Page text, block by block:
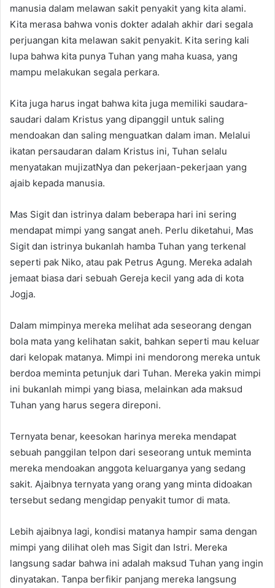
a
manusia dalam melawan sakit penyakit yang kita alami.
Kita merasa bahwa vonis dokter adalah akhir dari segala
perjuangan kita melawan sakit penyakit. Kita sering kali
lupa bahwa kita punya Tuhan yang maha kuasa, yang
mampu melakukan segala perkara.
Kita juga harus ingat bahwa kita juga memiliki saudara-
saudari dalam Kristus yang dipanggil untuk saling
mendoakan dan saling menguatkan dalam iman. Melalui
ikatan persaudaran dalam Kristus ini, Tuhan selalu
menyatakan mujizatNya dan pekerjaan-pekerjaan yang
ajaib kepada manusia.
Mas Sigit dan istrinya dalam beberapa hari ini sering
mendapat mimpi yang sangat aneh. Perlu diketahui, Mas
Sigit dan istrinya bukanlah hamba Tuhan yang terkenal
seperti pak Niko, atau pak Petrus Agung. Mereka adalah
jemaat biasa dari sebuah Gereja kecil yang ada di kota
Jogja.
Dalam mimpinya mereka melihat ada seseorang dengan
bola mata yang kelihatan sakit, bahkan seperti mau keluar
dari kelopak matanya. Mimpi ini mendorong mereka untuk
berdoa meminta petunjuk dari Tuhan. Mereka yakin mimpi
ini bukanlah mimpi yang biasa, melainkan ada maksud
Tuhan yang harus segera direponi.
Ternyata benar, keesokan harinya mereka mendapat
sebuah panggilan telpon dari seseorang untuk meminta
mereka mendoakan anggota keluarganya yang sedang
sakit. Ajaibnya ternyata yang orang yang minta didoakan
tersebut sedang mengidap penyakit tumor di mata.
Lebih ajaibnya lagi, kondisi matanya hampir sama dengan
mimpi yang dilihat oleh mas Sigit dan Istri. Mereka
langsung sadar bahwa ini adalah maksud Tuhan yang ingin
dinyatakan. Tanpa berfikir panjang mereka langsung